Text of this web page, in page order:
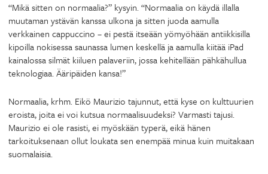
“Mikä sitten on normaalia?” kysyin. “Normaalia on käydä illalla
muutaman ystävän kanssa ulkona ja sitten juoda aamulla
verkkainen cappuccino – ei pestä itseään yömyöhään antiikkisilla
kipoilla nokisessa saunassa lumen keskellä ja aamulla kiitää iPad
kainalossa silmät kiiluen palaveriin, jossa kehitellään pähkähullua
teknologiaa. Ääripäiden kansa!”
Normaalia, krhm. Eikö Maurizio tajunnut, että kyse on kulttuurien
eroista, joita ei voi kutsua normaalisuudeksi? Varmasti tajusi.
Maurizio ei ole rasisti, ei myöskään typerä, eikä hänen
tarkoituksenaan ollut loukata sen enempää minua kuin muitakaan
suomalaisia.